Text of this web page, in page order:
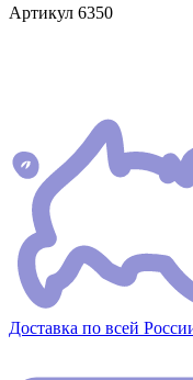
Артикул 6350
Доставка по всей